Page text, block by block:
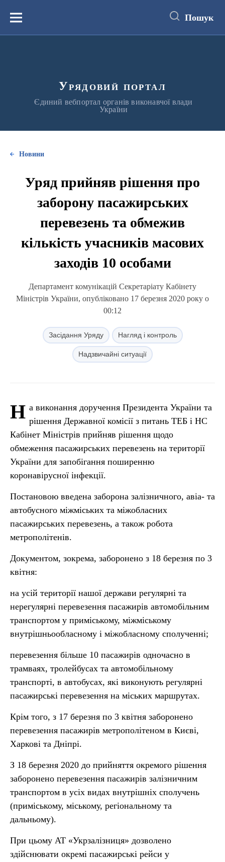
вмістуМеню Пошук
Урядовий портал
Єдиний вебпортал органів виконавчої влади
України
Новини
Уряд прийняв рішення про
заборону пасажирських
перевезень та обмежив
кількість учасників масових
заходів 10 особами
Департамент комунікацій Секретаріату Кабінету
Міністрів України, опубліковано 17 березня 2020 року о
00:12
Засідання Уряду Нагляд і контроль
Надзвичайні ситуації
Н а виконання доручення Президента України та
рішення Державної комісії з питань ТЕБ і НС
Кабінет Міністрів прийняв рішення щодо
обмеження пасажирських перевезень на території
України для запобігання поширенню
коронавірусної інфекції.
Постановою введена заборона залізничного, авіа- та
автобусного міжміських та міжобласних
пасажирських перевезень, а також робота
метрополітенів.
Документом, зокрема, заборонено з 18 березня по 3
квітня:
на усій території нашої держави регулярні та
нерегулярні перевезення пасажирів автомобільним
транспортом у приміському, міжміському
внутрішньообласному і міжобласному сполученні;
перевезення більше 10 пасажирів одночасно в
трамваях, тролейбусах та автомобільному
транспорті, в автобусах, які виконують регулярні
пасажирські перевезення на міських маршрутах.
Крім того, з 17 березня по 3 квітня заборонено
перевезення пасажирів метрополітеном в Києві,
Харкові та Дніпрі.
З 18 березня 2020 до прийняття окремого рішення
заборонено перевезення пасажирів залізничним
транспортом в усіх видах внутрішніх сполучень
(приміському, міському, регіональному та
дальньому).
При цьому АТ «Укрзалізниця» дозволено
здійснювати окремі пасажирські рейси у